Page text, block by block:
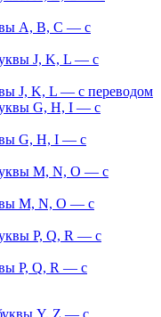
A, B, C — с
J, K, L — с переводом
G, H, I — с
M, N, O — с
P, Q, R — с
Y, Z — с